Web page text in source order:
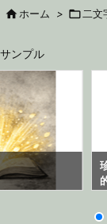
 ホーム >  二文
サンプル